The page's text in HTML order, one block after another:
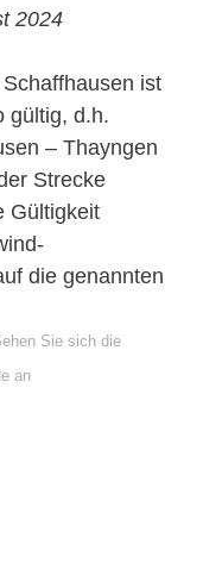
2024
ist
gültig, d.h.
– Thayngen
Strecke
Gültigkeit
die genannten
Sie sich die
an